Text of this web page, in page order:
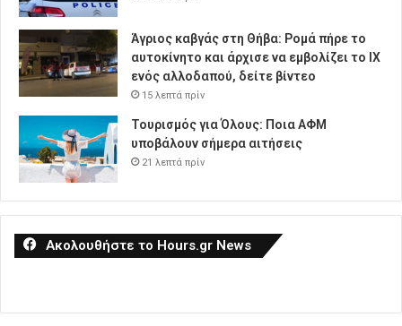
Άγριος καβγάς στη Θήβα: Ρομά πήρε το
αυτοκίνητο και άρχισε να εμβολίζει το ΙΧ
ενός αλλοδαπού, δείτε βίντεο
15 λεπτά πρίν
Τουρισμός για Όλους: Ποια ΑΦΜ
υποβάλουν σήμερα αιτήσεις
21 λεπτά πρίν
Ακολουθήστε το Hours.gr News